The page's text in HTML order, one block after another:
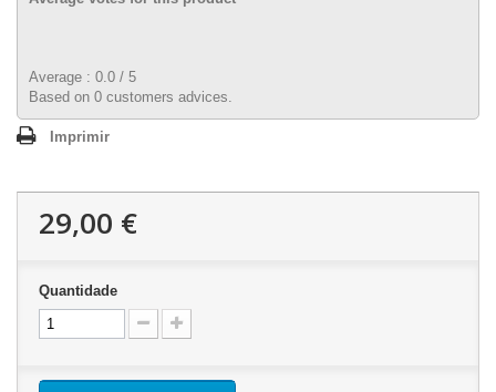
Average : 0.0 / 5
Based on 0 customers advices.
Imprimir
29,00 €
Quantidade